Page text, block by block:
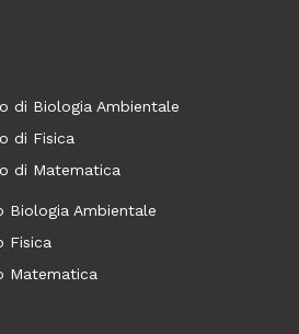
di Biologia Ambientale
di Fisica
di Matematica
Biologia Ambientale
Fisica
Matematica